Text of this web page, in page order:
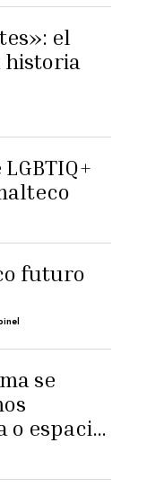
el
historia
futuro
se
o espacio